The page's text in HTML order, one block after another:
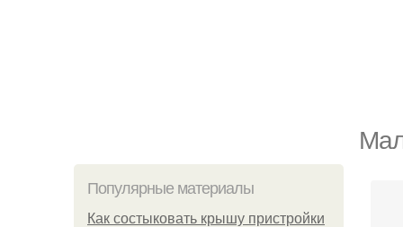
Популярные материалы
Как состыковать крышу пристройки